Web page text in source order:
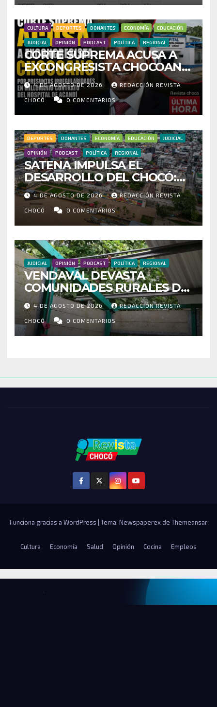
FRAUDE
CULTURA DEPORTES DONANTES ECONOMÍA EDUCACIÓN
JUDICIAL OPINIÓN PODCAST POLÍTICA REGIONAL
CORTE SUPREMA ACUSA A
EXCONGRESISTA CHOCOANO
POR PRESUNTAS
IRREGULARIDADES EN
MILLONARIO CONTRATO DEL
HOSPITAL DE ACANDÍ
4 DE AGOSTO DE 2026 REDACCIÓN REVISTA
CHOCÓ 0 COMENTARIOS
DEPORTES DONANTES ECONOMÍA EDUCACIÓN JUDICIAL
OPINIÓN PODCAST POLÍTICA REGIONAL
SATENA IMPULSA EL
DESARROLLO DEL CHOCÓ:
MÁS DE 35 MIL PASAJEROS
MOVILIZADOS Y NUEVAS
RUTAS FORTALECEN LA
CONECTIVIDAD
4 DE AGOSTO DE 2026 REDACCIÓN REVISTA
CHOCÓ 0 COMENTARIOS
JUDICIAL OPINIÓN PODCAST POLÍTICA REGIONAL
VENDAVAL DEVASTA
COMUNIDADES RURALES DE
RIOSUCIO: ESCUELAS,
VIVIENDAS Y CEMENTERIO
ENTRE LOS AFECTADOS
4 DE AGOSTO DE 2026 REDACCIÓN REVISTA
CHOCÓ 0 COMENTARIOS
Funciona gracias a WordPress Tema: Newspaperex de Themeansar
Cultura Economía Salud Opinión Cocina Empleos